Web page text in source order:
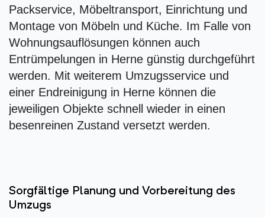
Packservice, Möbeltransport, Einrichtung und
Montage von Möbeln und Küche. Im Falle von
Wohnungsauflösungen können auch
Entrümpelungen in Herne günstig durchgeführt
werden. Mit weiterem Umzugsservice und
einer Endreinigung in Herne können die
jeweiligen Objekte schnell wieder in einen
besenreinen Zustand versetzt werden.
Sorgfältige Planung und Vorbereitung des
Umzugs